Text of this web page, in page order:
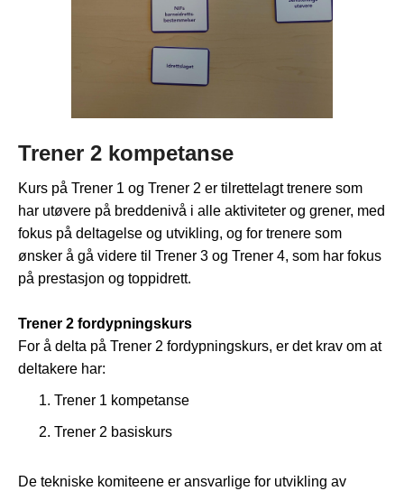
Trener 2 kompetanse
Kurs på Trener 1 og Trener 2 er tilrettelagt trenere som
har utøvere på breddenivå i alle aktiviteter og grener, med
fokus på deltagelse og utvikling, og for trenere som
ønsker å gå videre til Trener 3 og Trener 4, som har fokus
på prestasjon og toppidrett.
Trener 2 fordypningskurs
For å delta på Trener 2 fordypningskurs, er det krav om at
deltakere har:
Trener 1 kompetanse
Trener 2 basiskurs
De tekniske komiteene er ansvarlige for utvikling av